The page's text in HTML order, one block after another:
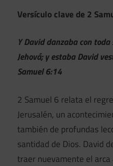
Versículo clave de 2
Y David danzaba con
Jehová; y estaba David
Samuel 6:14
2 Samuel 6 relata el
Jerusalén, un
también de profundas
santidad de Dios. David
traer nuevamente el